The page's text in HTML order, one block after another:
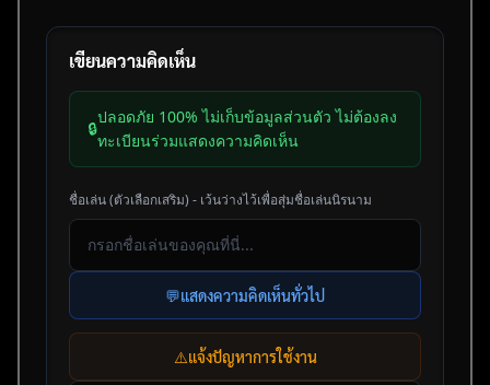
เขียนความคิดเห็น
🔒
ปลอดภัย 100% ไม่เก็บข้อมูลส่วนตัว ไม่ต้องลง
ทะเบียนร่วมแสดงความคิดเห็น
ชื่อเล่น (ตัวเลือกเสริม) - เว้นว่างไว้เพื่อสุ่มชื่อเล่นนิรนาม
💬แสดงความคิดเห็นทั่วไป
⚠️แจ้งปัญหาการใช้งาน